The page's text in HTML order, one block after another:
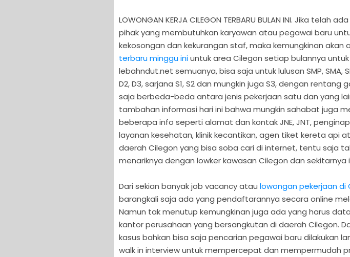
LOWONGAN KERJA CILEGON TERBARU BULAN INI. Jika telah
pihak yang membutuhkan karyawan atau pegawai baru
kekosongan dan kekurangan staf, maka kemungkinan akan
terbaru minggu iniuntuk area Cilegon setiap bulannya
lebahndut.net semuanya, bisa saja untuk lulusan SMP, SMA,
D2, D3, sarjana S1, S2 dan mungkin juga S3, dengan rentang
saja berbeda-beda antara jenis pekerjaan satu dan yang
tambahan informasi hari ini bahwa mungkin sahabat juga
beberapa info seperti alamat dan kontak JNE, JNT,
layanan kesehatan, klinik kecantikan, agen tiket kereta api
daerah Cilegon yang bisa soba cari di internet, tentu saja
menariknya dengan lowker kawasan Cilegon dan sekitarnya
Dari sekian banyak job vacancy atau lowongan pekerjaan di
barangkali saja ada yang pendaftarannya secara online
Namun tak menutup kemungkinan juga ada yang harus
kantor perusahaan yang bersangkutan di daerah Cilegon.
kasus bahkan bisa saja pencarian pegawai baru dilakukan
walk in interview untuk mempercepat dan mempermudah